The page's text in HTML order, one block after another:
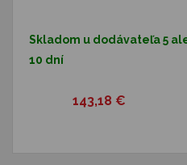
Skladom u dodávateľa 5
10 dní
143,18 €